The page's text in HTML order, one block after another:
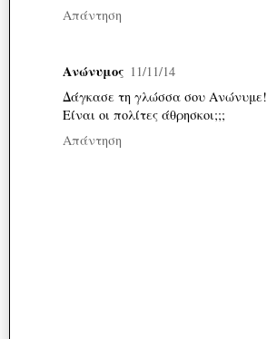
Απάντηση
Ανώνυμος 11/11/14
Δάγκασε τη γλώσσα σου Ανώνυμε!
Είναι οι πολίτες άθρησκοι;;;
Απάντηση